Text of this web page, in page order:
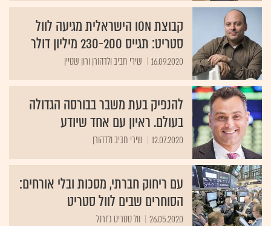
קבוצת ION הישראלית מגיעה לוול
סטריט: תגייס 230-200 מיליון דולר
16.09.2020 שירי חביב ולדהורן ורון שטיין
להנפיק בעת משבר בבורסה הגדולה
בעולם. ראיון עם אחד שיודע
12.07.2020 שירי חביב ולדהורן
עם ריחוק חברתי, מסכות ובלי אורחים:
הסוחרים שבים לוול סטריט
26.05.2020 וול סטריט ג'ורנל